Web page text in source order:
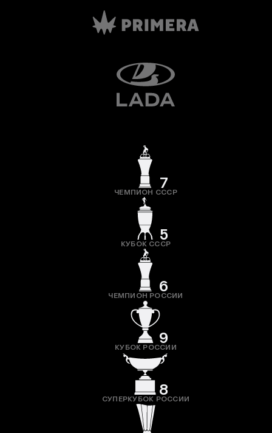
7
ЧЕМПИОН СССР
5
КУБОК СССР
6
ЧЕМПИОН РОССИИ
9
КУБОК РОССИИ
8
СУПЕРКУБОК РОССИИ